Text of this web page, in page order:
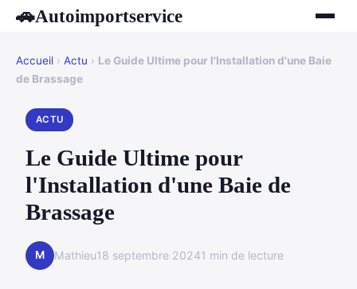
🚗Autoimportservice
Accueil › Actu › Le Guide Ultime pour l'Installation d'une Baie
de Brassage
ACTU
Le Guide Ultime pour
l'Installation d'une Baie de
Brassage
M Mathieu18 septembre 20241 min de lecture